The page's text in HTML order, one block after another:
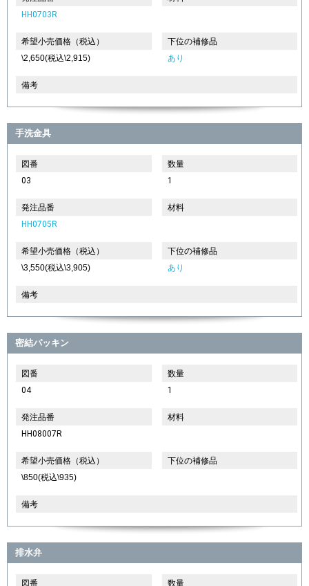
HH0703R
希望小売価格（税込）
\2,650(税込\2,915)
下位の補修品
あり
備考
手洗金具
図番
03
数量
1
発注品番
HH0705R
材料
希望小売価格（税込）
\3,550(税込\3,905)
下位の補修品
あり
備考
密結パッキン
図番
04
数量
1
発注品番
HH08007R
材料
希望小売価格（税込）
\850(税込\935)
下位の補修品
備考
排水弁
図番 数量